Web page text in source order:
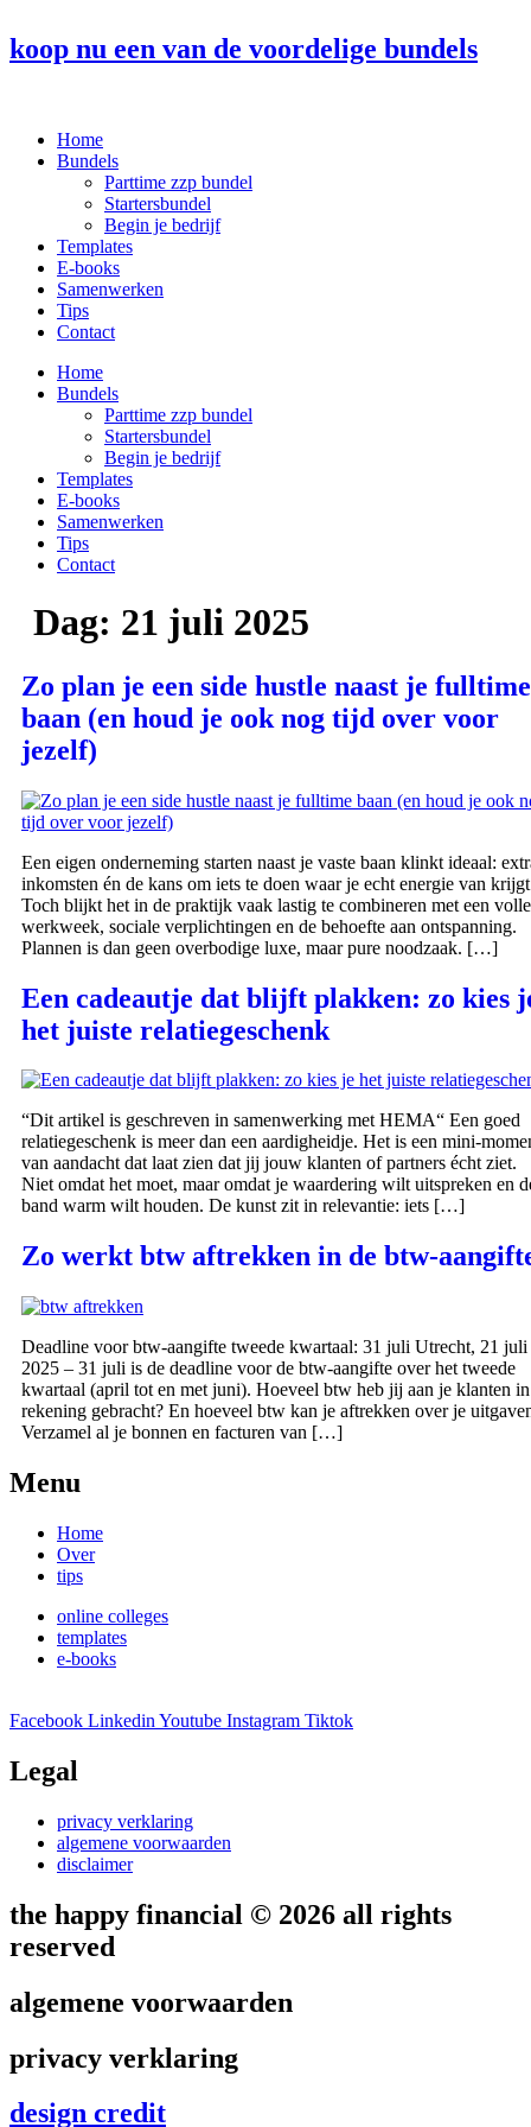
naar
de
koop nu een van de voordelige bundels
Home
Bundels
Parttime zzp bundel
Startersbundel
Begin je bedrijf
Templates
E-books
Samenwerken
Tips
Contact
Home
Bundels
Parttime zzp bundel
Startersbundel
Begin je bedrijf
Templates
E-books
Samenwerken
Tips
Contact
Dag: 21 juli 2025
Zo plan je een side hustle naast je fulltime
baan (en houd je ook nog tijd over voor
jezelf)
Een eigen onderneming starten naast je vaste baan klinkt ideaal:
inkomsten én de kans om iets te doen waar je echt energie van
Toch blijkt het in de praktijk vaak lastig te combineren met een volle
werkweek, sociale verplichtingen en de behoefte aan ontspanning.
Plannen is dan geen overbodige luxe, maar pure noodzaak. […]
Een cadeautje dat blijft plakken: zo kies
het juiste relatiegeschenk
“Dit artikel is geschreven in samenwerking met HEMA“ Een goed
relatiegeschenk is meer dan een aardigheidje. Het is een
van aandacht dat laat zien dat jij jouw klanten of partners écht ziet.
Niet omdat het moet, maar omdat je waardering wilt uitspreken en
band warm wilt houden. De kunst zit in relevantie: iets […]
Zo werkt btw aftrekken in de btw-
Deadline voor btw-aangifte tweede kwartaal: 31 juli Utrecht, 21 juli
2025 – 31 juli is de deadline voor de btw-aangifte over het tweede
kwartaal (april tot en met juni). Hoeveel btw heb jij aan je klanten in
rekening gebracht? En hoeveel btw kan je aftrekken over je
Verzamel al je bonnen en facturen van […]
Menu
Home
Over
tips
online colleges
templates
e-books
Facebook Linkedin Youtube Instagram Tiktok
Legal
privacy verklaring
algemene voorwaarden
disclaimer
the happy financial © 2026 all rights
reserved
algemene voorwaarden
privacy verklaring
design credit